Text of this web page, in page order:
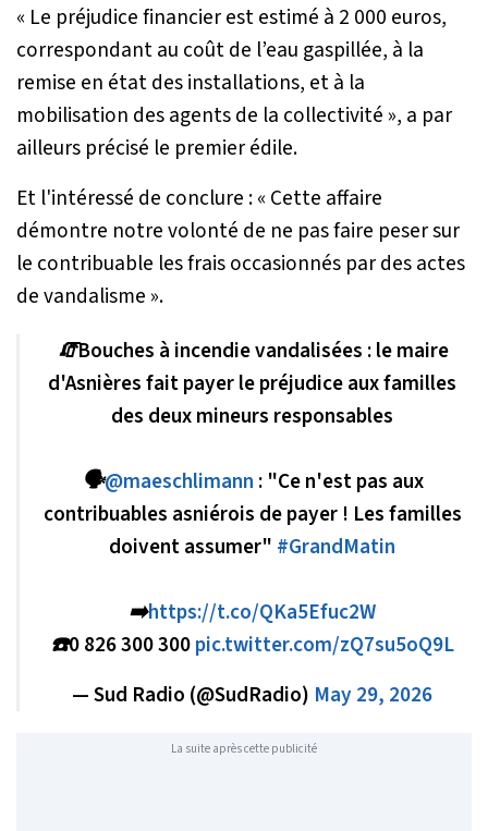
« Le préjudice financier est estimé à 2 000 euros,
correspondant au coût de l’eau gaspillée, à la
remise en état des installations, et à la
mobilisation des agents de la collectivité », a par
ailleurs précisé le premier édile.
Et l'intéressé de conclure : « Cette affaire
démontre notre volonté de ne pas faire peser sur
le contribuable les frais occasionnés par des actes
de vandalisme ».
🧯Bouches à incendie vandalisées : le maire
d'Asnières fait payer le préjudice aux familles
des deux mineurs responsables
🗣️@maeschlimann : "Ce n'est pas aux
contribuables asniérois de payer ! Les familles
doivent assumer" #GrandMatin
➡️https://t.co/QKa5Efuc2W
☎️0 826 300 300pic.twitter.com/zQ7su5oQ9L
— Sud Radio (@SudRadio) May 29, 2026
La suite après cette publicité